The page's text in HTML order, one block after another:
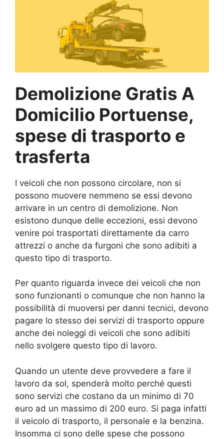
Demolizione Gratis A
Domicilio Portuense,
spese di trasporto e
trasferta
I veicoli che non possono circolare, non si
possono muovere nemmeno se essi devono
arrivare in un centro di demolizione. Non
esistono dunque delle eccezioni, essi devono
venire poi trasportati direttamente da carro
attrezzi o anche da furgoni che sono adibiti a
questo tipo di trasporto.
Per quanto riguarda invece dei veicoli che non
sono funzionanti o comunque che non hanno la
possibilità di muoversi per danni tecnici, devono
pagare lo stesso dei servizi di trasporto oppure
anche dei noleggi di veicoli che sono adibiti
nello svolgere questo tipo di lavoro.
Quando un utente deve provvedere a fare il
lavoro da sol, spenderà molto perché questi
sono servizi che costano da un minimo di 70
euro ad un massimo di 200 euro. Si paga infatti
il veicolo di trasporto, il personale e la benzina.
Insomma ci sono delle spese che possono